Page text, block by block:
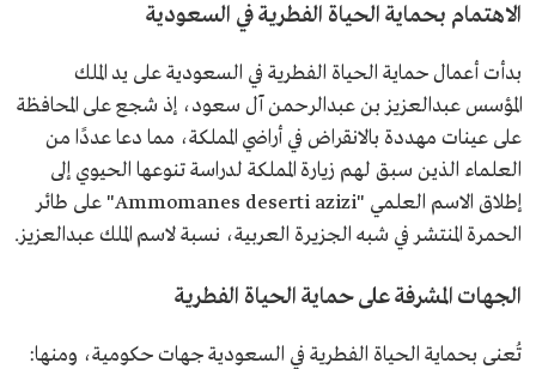
الاهتمام بحماية الحياة الفطرية في السعودية
بدأت أعمال حماية الحياة الفطرية في السعودية على يد الملك
المؤسس عبدالعزيز بن عبدالرحمن آل سعود، إذ شجع على المحافظة
على عينات مهددة بالانقراض في أراضي المملكة، مما دعا عددًا من
العلماء الذين سبق لهم زيارة المملكة لدراسة تنوعها الحيوي إلى
إطلاق الاسم العلمي "Ammomanes deserti azizi" على طائر
الحمرة المنتشر في شبه الجزيرة العربية، نسبة لاسم الملك عبدالعزيز.
الجهات المشرفة على حماية الحياة الفطرية
تُعنى بحماية الحياة الفطرية في السعودية جهات حكومية، ومنها: